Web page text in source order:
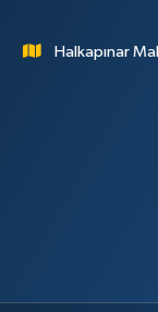
Halkapınar